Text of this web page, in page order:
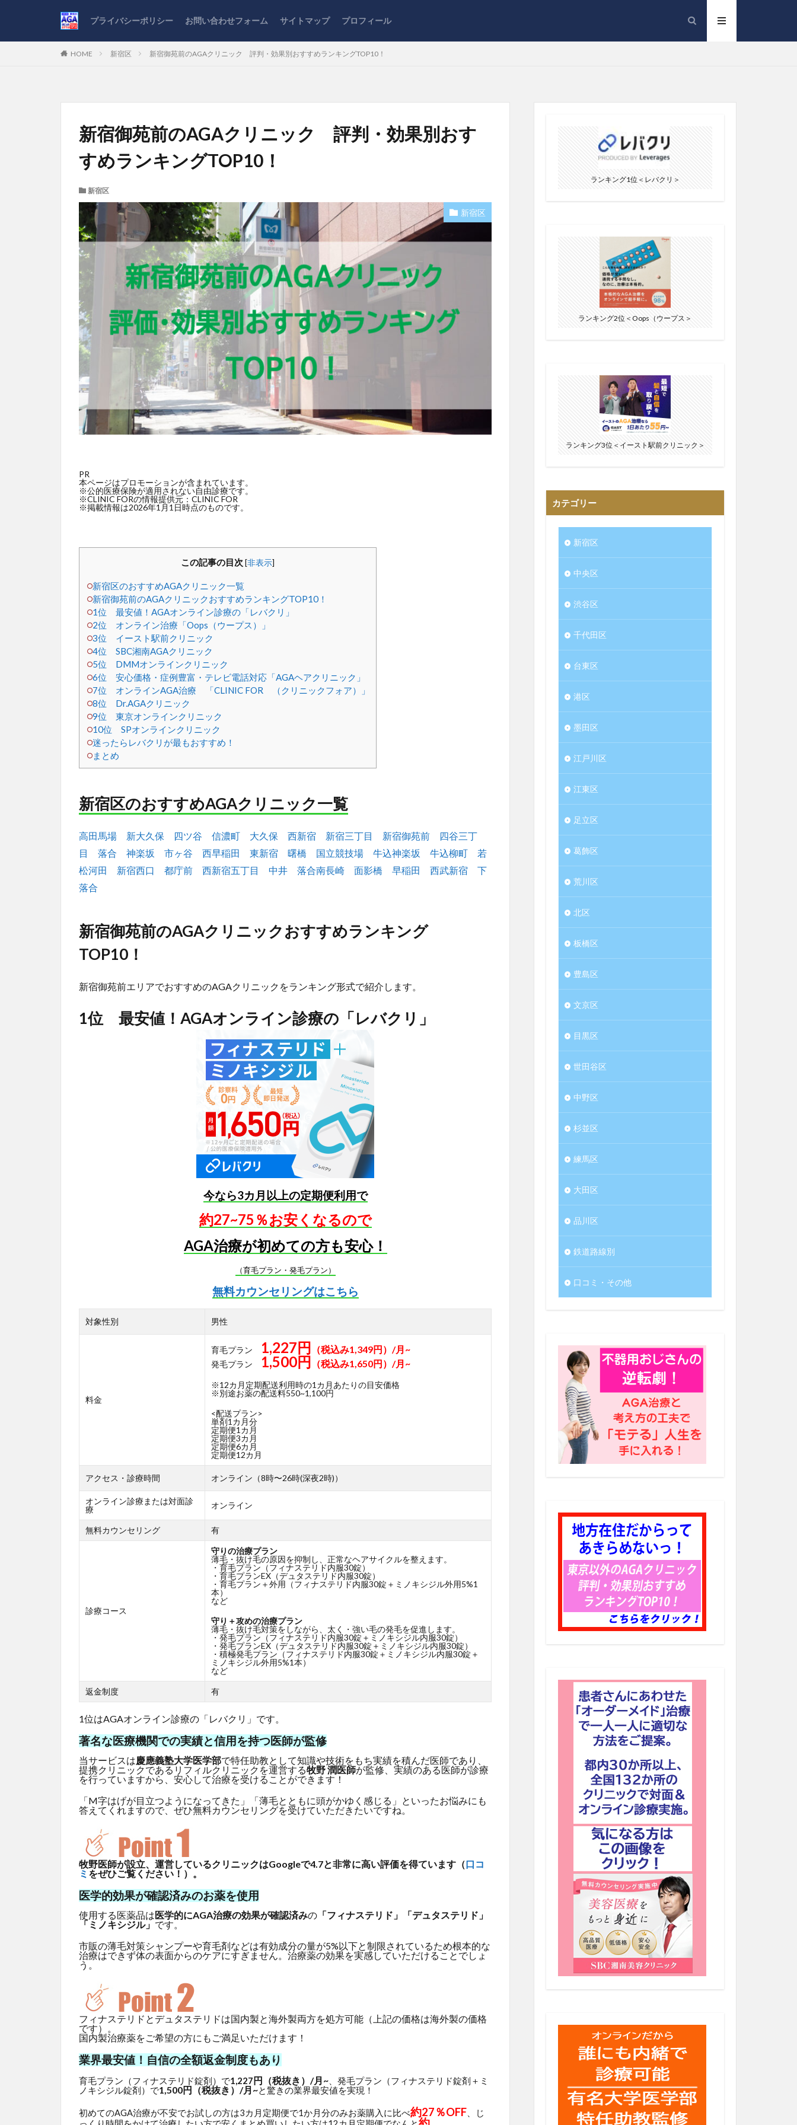
プライバシーポリシー お問い合わせフォーム サイトマップ プロフィール
HOME 新宿区 新宿御苑前のAGAクリニック 評判・効果別おすすめランキングTOP10！
新宿御苑前のAGAクリニック 評判・効果別おす
すめランキングTOP10！
新宿区
新宿区
PR
本ページはプロモーションが含まれています。
※公的医療保険が適用されない自由診療です。
※CLINIC FORの情報提供元：CLINIC FOR
※掲載情報は2026年1月1日時点のものです。
この記事の目次 [非表示]
新宿区のおすすめAGAクリニック一覧
新宿御苑前のAGAクリニックおすすめランキングTOP10！
1位 最安値！AGAオンライン診療の「レバクリ」
2位 オンライン治療「Oops（ウープス）」
3位 イースト駅前クリニック
4位 SBC湘南AGAクリニック
5位 DMMオンラインクリニック
6位 安心価格・症例豊富・テレビ電話対応「AGAヘアクリニック」
7位 オンラインAGA治療 「CLINIC FOR （クリニックフォア）」
8位 Dr.AGAクリニック
9位 東京オンラインクリニック
10位 SPオンラインクリニック
迷ったらレバクリが最もおすすめ！
まとめ
新宿区のおすすめAGAクリニック一覧
高田馬場 新大久保 四ツ谷 信濃町 大久保 西新宿 新宿三丁目 新宿御苑前
四谷三丁
目
落合 神楽坂 市ヶ谷 西早稲田 東新宿 曙橋 国立競技場 牛込神楽坂 牛込柳町
若
松河田
新宿西口 都庁前 西新宿五丁目 中井 落合南長崎 面影橋 早稲田 西武新宿
下
落合
新宿御苑前のAGAクリニックおすすめランキング
TOP10！
新宿御苑前エリアでおすすめのAGAクリニックをランキング形式で紹介します。
1位 最安値！AGAオンライン診療の「レバクリ」
今なら3カ月以上の定期便利用で
約27~75％お安くなるので
AGA治療が初めての方も安心！
（育毛プラン・発毛プラン）
無料カウンセリングはこちら
対象性別 男性
料金
育毛プラン 1,227円 （税込み1,349円）/月~
発毛プラン 1,500円 （税込み1,650円）/月~
※12カ月定期配送利用時の1カ月あたりの目安価格
※別途お薬の配送料550~1,100円
<配送プラン>
単剤1カ月分
定期便1カ月
定期便3カ月
定期便6カ月
定期便12カ月
アクセス・診療時間 オンライン（8時〜26時(深夜2時)）
オンライン診療または対面診
療
オンライン
無料カウンセリング 有
診療コース
守りの治療プラン
薄毛・抜け毛の原因を抑制し、正常なヘアサイクルを整えます。
・育毛プラン（フィナステリド内服30錠）
・育毛プランEX（デュタステリド内服30錠）
・育毛プラン＋外用（フィナステリド内服30錠＋ミノキシジル外用5%1
本）
など
守り＋攻めの治療プラン
薄毛・抜け毛対策をしながら、太く・強い毛の発毛を促進します。
・発毛プラン（フィナステリド内服30錠＋ミノキシジル内服30錠）
・発毛プランEX（デュタステリド内服30錠＋ミノキシジル内服30錠）
・積極発毛プラン（フィナステリド内服30錠＋ミノキシジル内服30錠＋
ミノキシジル外用5%1本）
など
返金制度 有
1位はAGAオンライン診療の「レバクリ」です。
著名な医療機関での実績と信用を持つ医師が監修
当サービスは慶應義塾大学医学部で特任助教として知識や技術をもち実績を積んだ医師であり、
提携クリニックであるリフィルクリニックを運営する牧野 潤医師が監修、実績のある医師が診療
を行っていますから、安心して治療を受けることができます！
「M字はげが目立つようになってきた」「薄毛とともに頭がかゆく感じる」といったお悩みにも
答えてくれますので、ぜひ無料カウンセリングを受けていただきたいですね。
牧野医師が設立、運営しているクリニックはGoogleで4.7と非常に高い評価を得ています（口コ
ミ をぜひご覧ください！）。
医学的効果が確認済みのお薬を使用
使用する医薬品は医学的にAGA治療の効果が確認済みの 「フィナステリド」「デュタステリド」
「ミノキシジル」 です。
市販の薄毛対策シャンプーや育毛剤などは有効成分の量が5%以下と制限されているため根本的な
治療はできず体の表面からのケアにすぎません。治療薬の効果を実感していただけることでしょ
う。
フィナステリドとデュタステリドは国内製と海外製両方を処方可能（上記の価格は海外製の価格
です）。
国内製治療薬をご希望の方にもご満足いただけます！
業界最安値！自信の全額返金制度もあり
育毛プラン（フィナステリド錠剤）で1,227円（税抜き）/月~ 、発毛プラン（フィナステリド錠剤＋ミ
ノキシジル錠剤）で1,500円（税抜き）/月~と驚きの業界最安値を実現！
初めてのAGA治療が不安でお試しの方は3カ月定期便で1か月分のみお薬購入に比べ約27％OFF 、じ
約
ランキング1位＜レバクリ＞
ランキング2位＜Oops（ウープス＞
ランキング3位＜イースト駅前クリニック＞
カテゴリー
新宿区
中央区
渋谷区
千代田区
台東区
港区
墨田区
江戸川区
江東区
足立区
葛飾区
荒川区
北区
板橋区
豊島区
文京区
目黒区
世田谷区
中野区
杉並区
練馬区
大田区
品川区
鉄道路線別
口コミ・その他